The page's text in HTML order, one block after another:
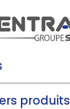
produits